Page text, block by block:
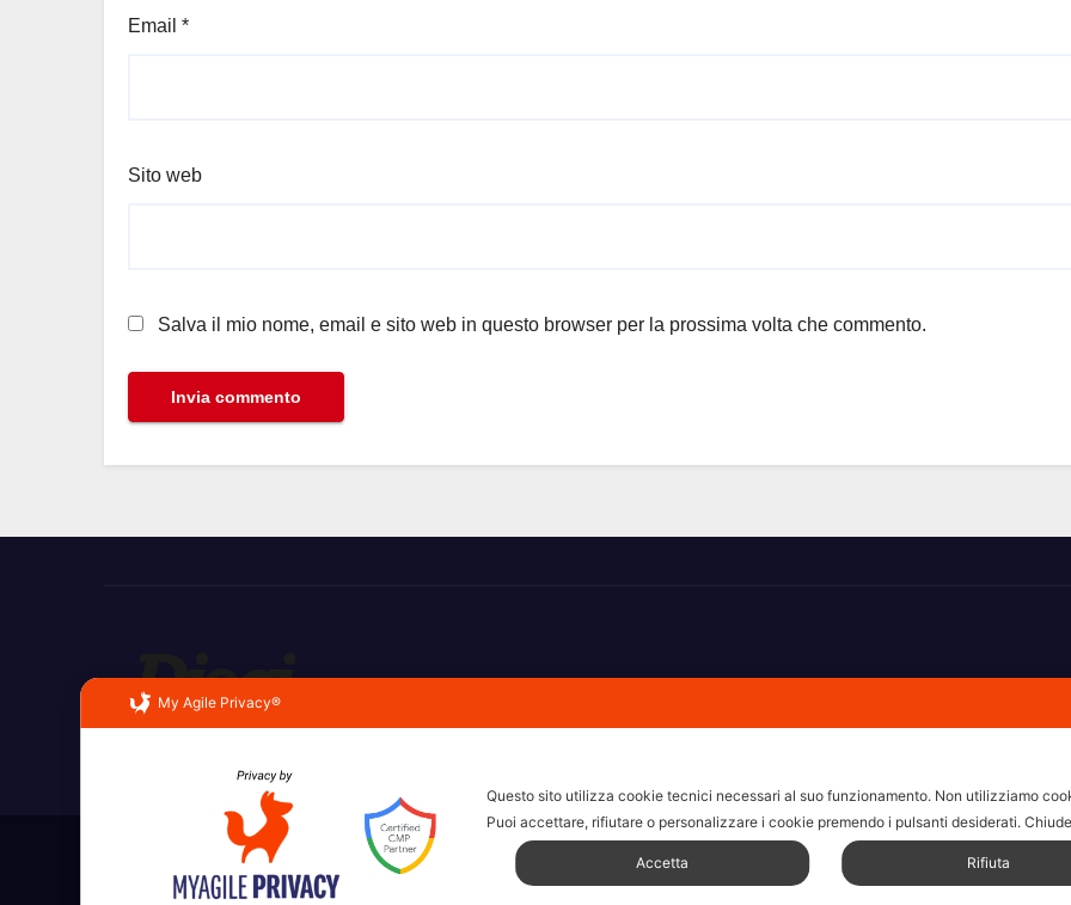
Email *
Sito web
Salva il mio nome, email e sito web in questo browser per la prossima volta che commento.
Amministrative 2022
My Agile Privacy®
Questo sito utilizza cookie tecnici necessari al suo funzionamento. Non utilizziamo
Puoi accettare, rifiutare o personalizzare i cookie premendo i pulsanti desiderati.
Accetta Rifiuta